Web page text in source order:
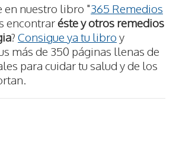
en nuestro libro "365 Remedios
encontraréste y otros remedios
? Consigue ya tu libro y
más de 350 páginas llenas de
para cuidar tu salud y de los